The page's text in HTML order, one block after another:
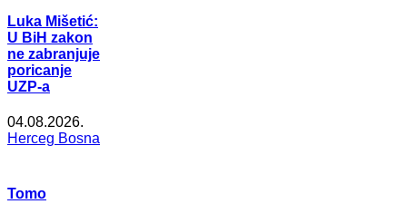
Luka Mišetić:
U BiH zakon
ne zabranjuje
poricanje
UZP-a
04.08.2026.
Herceg Bosna
Tomo